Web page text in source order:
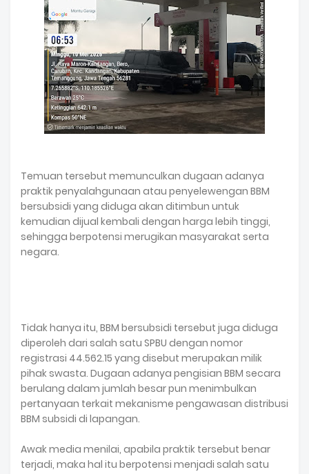
Temuan tersebut memunculkan dugaan adanya
praktik penyalahgunaan atau penyelewengan BBM
bersubsidi yang diduga akan ditimbun untuk
kemudian dijual kembali dengan harga lebih tinggi,
sehingga berpotensi merugikan masyarakat serta
negara.
Tidak hanya itu, BBM bersubsidi tersebut juga diduga
diperoleh dari salah satu SPBU dengan nomor
registrasi 44.562.15 yang disebut merupakan milik
pihak swasta. Dugaan adanya pengisian BBM secara
berulang dalam jumlah besar pun menimbulkan
pertanyaan terkait mekanisme pengawasan distribusi
BBM subsidi di lapangan.
Awak media menilai, apabila praktik tersebut benar
terjadi, maka hal itu berpotensi menjadi salah satu